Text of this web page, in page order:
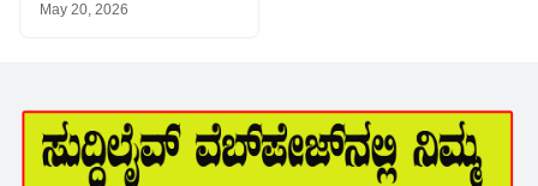
May 20, 2026